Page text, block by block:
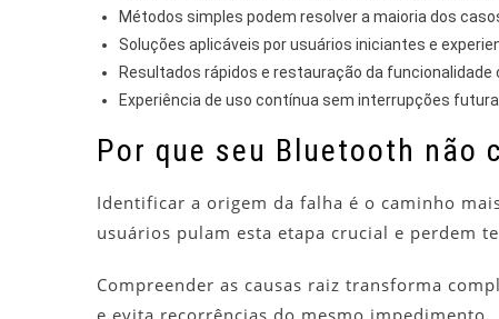
Métodos simples podem resolver a maioria dos
Soluções aplicáveis por usuários iniciantes e
Resultados rápidos e restauração da funcionalidade
Experiência de uso contínua sem interrupções
Por que seu Bluetooth não
Identificar a origem da falha é o caminho
usuários pulam esta etapa crucial e perdem
Compreender as causas raiz transforma